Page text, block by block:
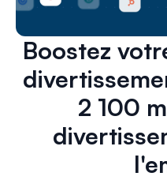
Boostez
2 100